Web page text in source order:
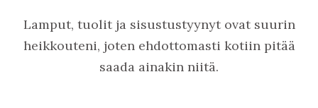
Lamput, tuolit ja sisustustyynyt ovat suurin
heikkouteni, joten ehdottomasti kotiin pitää
saada ainakin niitä.